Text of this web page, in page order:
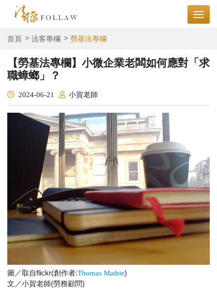
首頁 法客專欄 勞基法專欄
【勞基法專欄】小微企業老闆如何應對「求
職蟑螂」？
2024-06-21 小賀老師
圖／取自flickr(創作者:Thomas Mathie)
文／小賀老師(勞務顧問)